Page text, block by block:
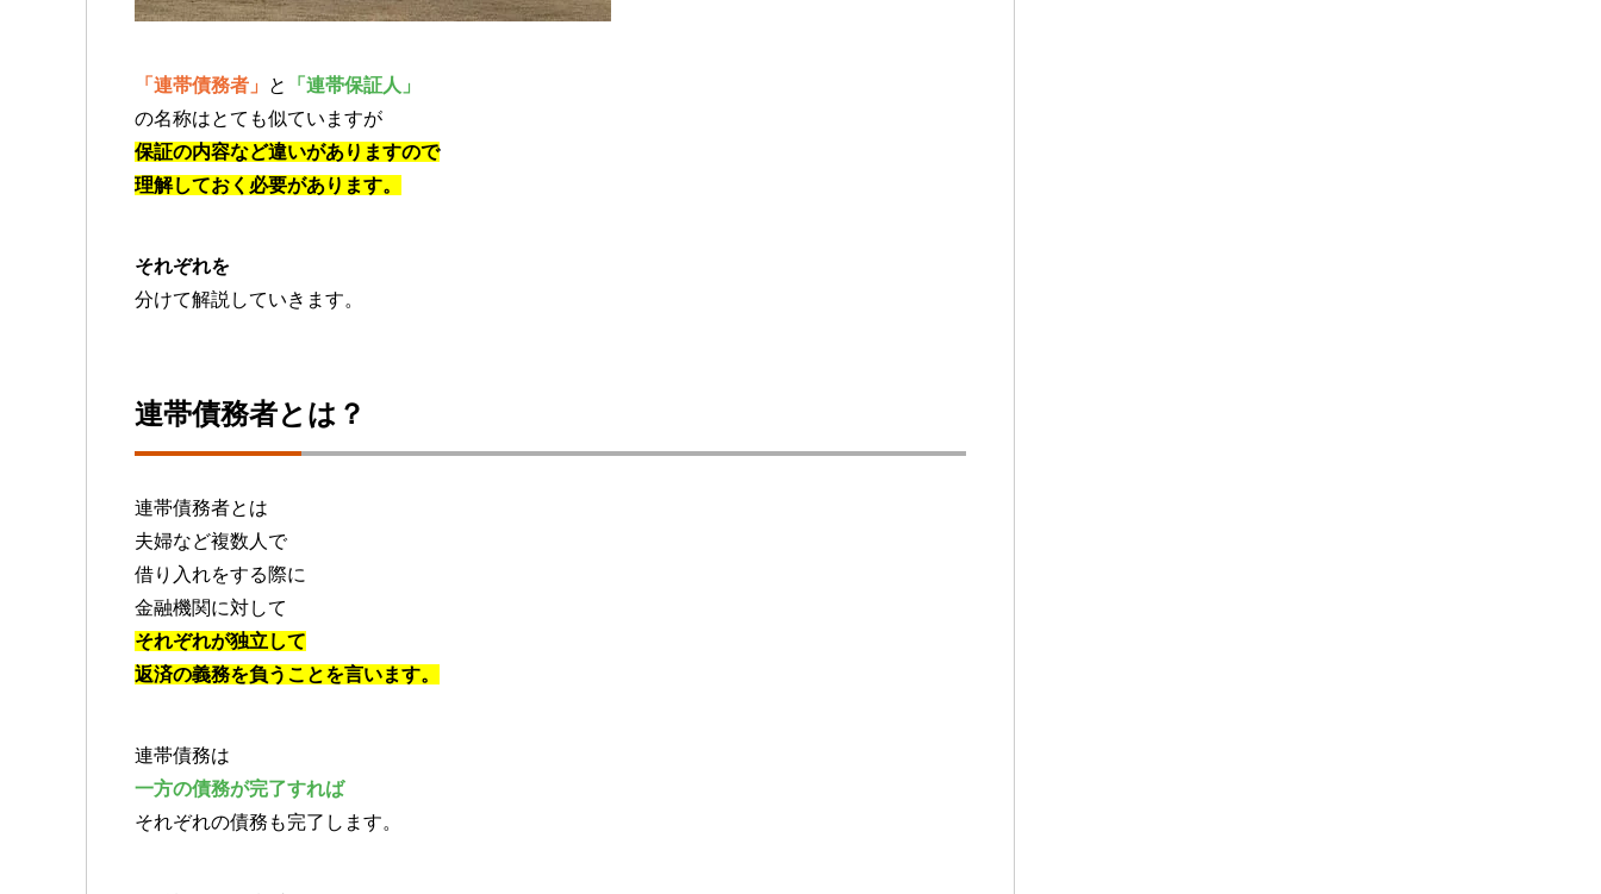
「連帯債務者」 と
「連帯保証人」
の名称はとても似ていますが
保証の内容など違いがありますので
理解しておく必要があります。
それぞれを
分けて解説していきます。
連帯債務者とは？
連帯債務者とは
夫婦など複数人で
借り入れをする際に
金融機関に対して
それぞれが独立して
返済の義務を負うことを言います。
連帯債務は
一方の債務が完了すれば
それぞれの債務も完了します。